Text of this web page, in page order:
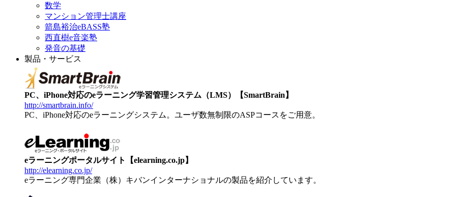
数学
マンション管理士講座
箭島裕治eBASS塾
西直樹e音楽塾
発音の基礎
製品・サービス
PC、iPhone対応のeラーニング学習管理システム（LMS）【SmartBrain】
http://smartbrain.info/
PC、iPhone対応のeラーニングシステム。ユーザ数無制限のASPコースをご用意。
eラーニングポータルサイト【elearning.co.jp】
http://elearning.co.jp/
eラーニング専門企業（株）キバンインターナショナルの製品を紹介しています。